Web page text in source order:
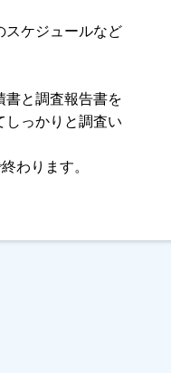
スケジュールなど
書と調査報告書を
しっかりと調査い
わります。